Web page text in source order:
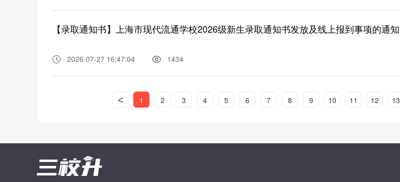
【录取通知书】上海市现代流通学校2026级新生录取通知书发放及线上报到事项的通知
2026-07-27 16:47:04 1434
< 1 2 3 4 5 6 7 8 9 10 11 12 13